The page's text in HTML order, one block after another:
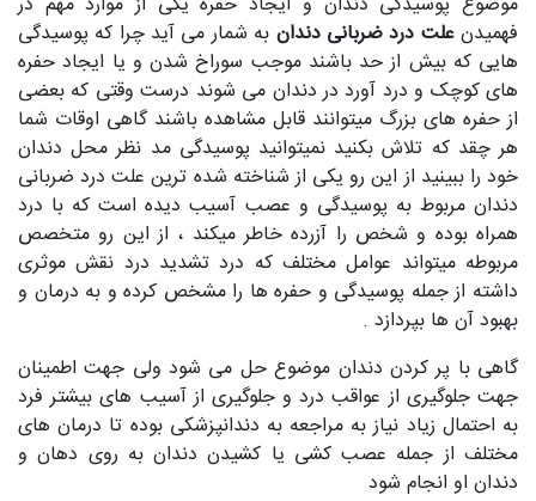
فهمیدنعلت درد ضربانی دندان به شمار می آید چرا که پوسیدگی
هایی که بیش از حد باشند موجب سوراخ شدن و یا ایجاد حفره
های کوچک و درد آورد در دندان می شوند درست وقتی که بعضی
از حفره های بزرگ میتوانند قابل مشاهده باشند گاهی اوقات شما
هر چقد که تلاش بکنید نمیتوانید پوسیدگی مد نظر محل دندان
خود را ببینید از این رو یکی از شناخته شده ترین علت درد ضربانی
دندان مربوط به پوسیدگی و عصب آسیب دیده است که با درد
همراه بوده و شخص را آزرده خاطر میکند ، از این رو متخصص
مربوطه میتواند عوامل مختلف که درد تشدید درد نقش موثری
داشته از جمله پوسیدگی و حفره ها را مشخص کرده و به درمان و
بهبود آن ها بپردازد .
گاهی با پر کردن دندان موضوع حل می شود ولی جهت اطمینان
جهت جلوگیری از عواقب درد و جلوگیری از آسیب های بیشتر فرد
به احتمال زیاد نیاز به مراجعه به دندانپزشکی بوده تا درمان های
مختلف از جمله عصب کشی یا کشیدن دندان به روی دهان و
دندان او انجام شود